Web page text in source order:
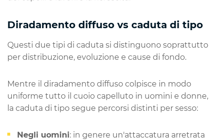
Diradamento diffuso vs caduta di tipo
Questi due tipi di caduta si distinguono soprattutto
per distribuzione, evoluzione e cause di fondo.
Mentre il diradamento diffuso colpisce in modo
uniforme tutto il cuoio capelluto in uomini e donne,
la caduta di tipo segue percorsi distinti per sesso:
Negli uomini: in genere un'attaccatura arretrata